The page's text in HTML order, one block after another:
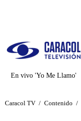
En vivo 'Yo Me Llamo'
Caracol TV / Contenido /